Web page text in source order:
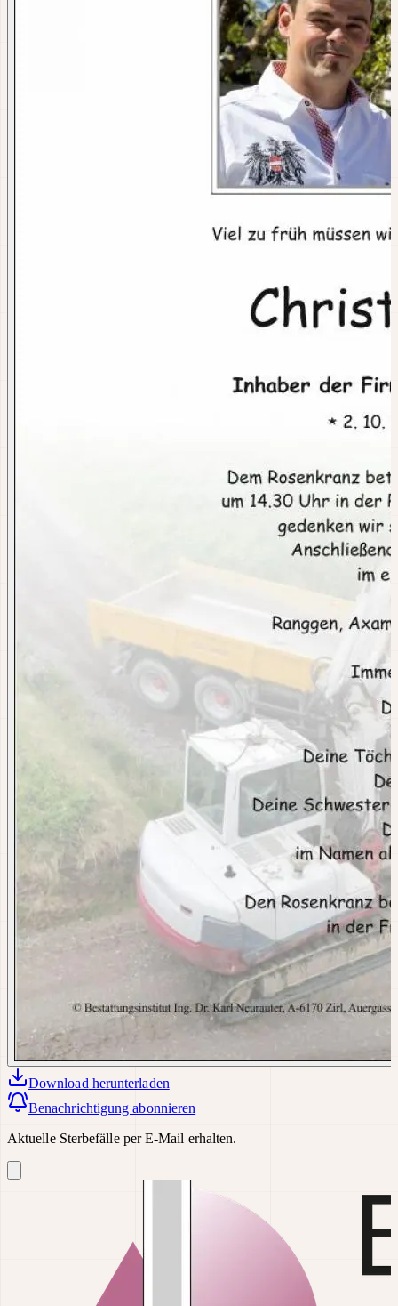
Download herunterladen
Benachrichtigung abonnieren
Aktuelle Sterbefälle per E-Mail erhalten.